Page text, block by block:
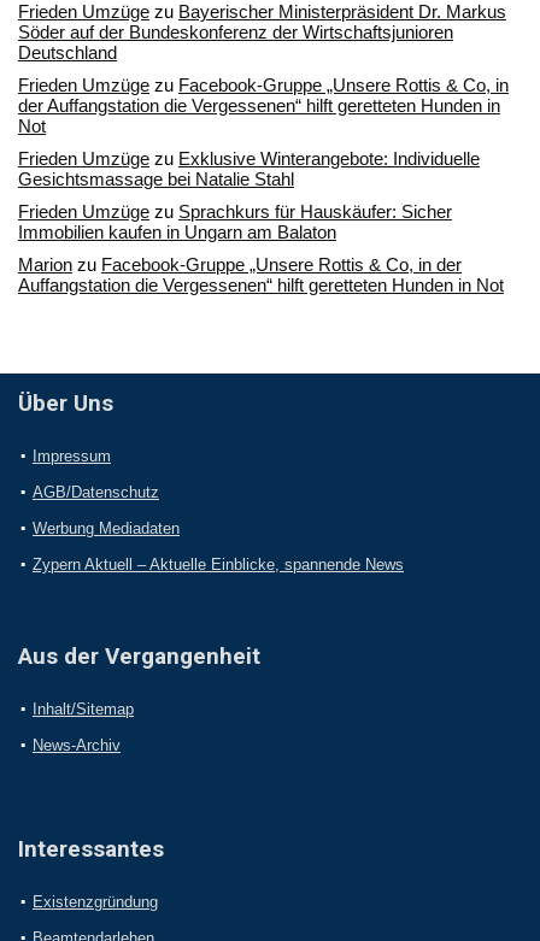
Frieden Umzüge zu Bayerischer Ministerpräsident Dr. Markus
Söder auf der Bundeskonferenz der Wirtschaftsjunioren
Deutschland
Frieden Umzüge zu Facebook-Gruppe „Unsere Rottis & Co, in
der Auffangstation die Vergessenen“ hilft geretteten Hunden in
Not
Frieden Umzüge zu Exklusive Winterangebote: Individuelle
Gesichtsmassage bei Natalie Stahl
Frieden Umzüge zu Sprachkurs für Hauskäufer: Sicher
Immobilien kaufen in Ungarn am Balaton
Marion zu Facebook-Gruppe „Unsere Rottis & Co, in der
Auffangstation die Vergessenen“ hilft geretteten Hunden in Not
Über Uns
Impressum
AGB/Datenschutz
Werbung Mediadaten
Zypern Aktuell – Aktuelle Einblicke, spannende News
Aus der Vergangenheit
Inhalt/Sitemap
News-Archiv
Interessantes
Existenzgründung